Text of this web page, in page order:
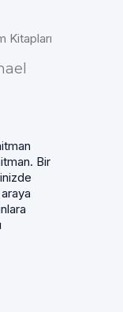
Kitapları
Bir